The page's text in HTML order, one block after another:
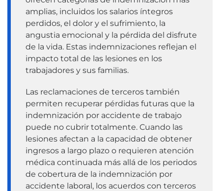
amplias, incluidos los salarios íntegros
perdidos, el dolor y el sufrimiento, la
angustia emocional y la pérdida del disfrute
de la vida. Estas indemnizaciones reflejan el
impacto total de las lesiones en los
trabajadores y sus familias.
Las reclamaciones de terceros también
permiten recuperar pérdidas futuras que la
indemnización por accidente de trabajo
puede no cubrir totalmente. Cuando las
lesiones afectan a la capacidad de obtener
ingresos a largo plazo o requieren atención
médica continuada más allá de los periodos
de cobertura de la indemnización por
accidente laboral, los acuerdos con terceros